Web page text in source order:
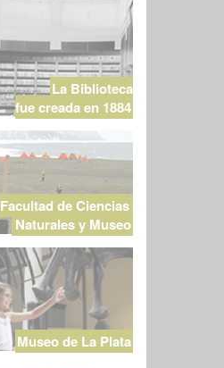
La Biblioteca
fue creada en 1884
Facultad de Ciencias
Naturales y Museo
Museo de La Plata